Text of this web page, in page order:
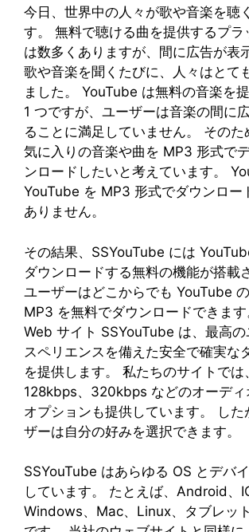
今日、世界中の人々が歌や音楽を聴
す。 無料で聴ける曲を提供するプラ
は数多くありますが、間に広告が表
歌や音楽を聞くたびに、人々はとて
ました。 YouTube は無料の音楽を
1 つですが、ユーザーは音楽の間に
ることに満足していません。 そのた
気に入りの音楽や曲を MP3 形式で
ンロードしたいと考えています。
YouTube を MP3 形式でダウンロー
ありません。
その結果、SSYouTube には
ダウンロードする無料の機能が搭載
ユーザーはどこからでも YouTube
MP3 を無料でダウンロードできま
Web サイト SSYouTube は、最高の
スペリエンスを備えた安全で確実な
を提供します。 私たちのサイトでは
128kbps、320kbps などのオーディ
オプションも提供しています。 した
ザーは自分の好みを選択できます。
SSYouTube はあらゆる OS とデバ
しています。 たとえば、Android、
Windows、Mac、Linux、タブレッ